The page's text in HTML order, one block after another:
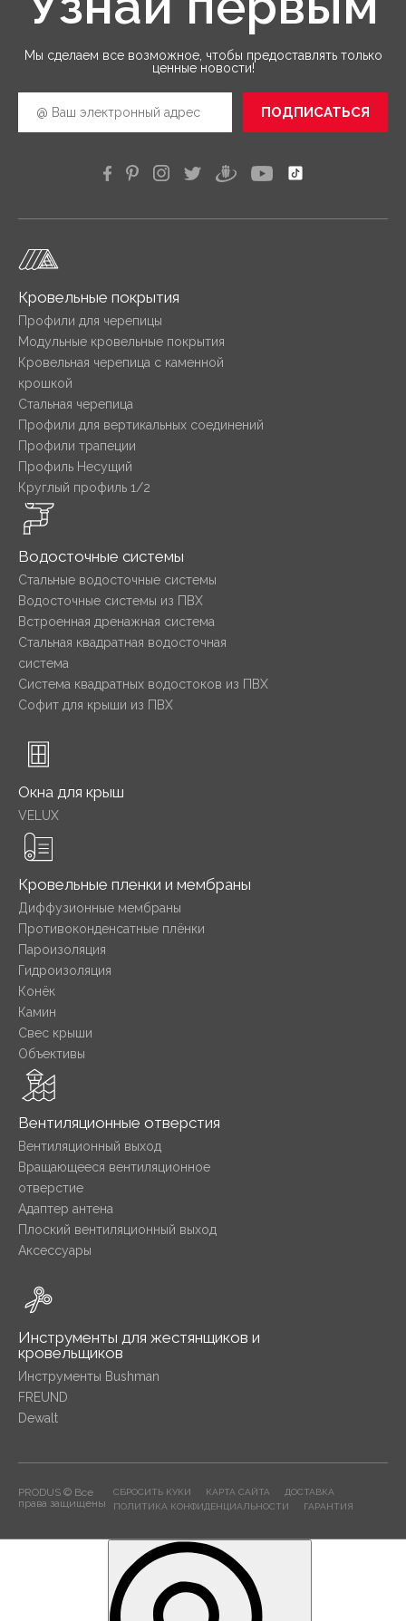
Мы сделаем все возможное, чтобы предоставлять только
ценные новости!
ПОДПИСАТЬСЯ
Кровельные покрытия
Профили для черепицы
Модульные кровельные покрытия
Кровельная черепица с каменной
крошкой
Стальная черепица
Профили для вертикальных соединений
Профили трапеции
Профиль Несущий
Круглый профиль 1/2
Водосточные системы
Стальные водосточные системы
Водосточные системы из ПВХ
Встроенная дренажная система
Стальная квадратная водосточная
система
Система квадратных водостоков из ПВХ
Софит для крыши из ПВХ
Окна для крыш
VELUX
Кровельные пленки и мембраны
Диффузионные мембраны
Противоконденсатные плёнки
Пароизоляция
Гидроизоляция
Конёк
Камин
Свес крыши
Объективы
Вентиляционные отверстия
Вентиляционный выход
Вращающееся вентиляционное
отверстие
Адаптер антена
Плоский вентиляционный выход
Аксессуары
Инструменты для жестянщиков и
кровельщиков
Инструменты Bushman
FREUND
Dewalt
PRODUS © Все
права защищены
СБРОСИТЬ КУКИ КАРТА САЙТА
ДОСТАВКА
ПОЛИТИКА КОНФИДЕНЦИАЛЬНОСТИ
ГАРАНТИЯ